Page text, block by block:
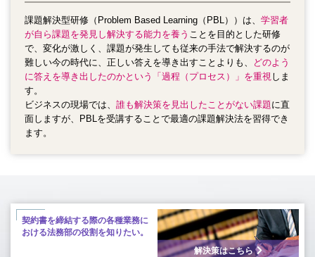
課題解決型研修（Problem Based Learning（PBL））は、 学習者
が自ら課題を発見し解決する能力を養う ことを目的とした研修
で、 変化が激しく、課題が発生しても従来の手法で解決するのが
難しい今の時代に、正しい答えを導き出すことよりも、
どのよう
に答えを導き出したのかという「過程（プロセス）」を重視しま
す。
ビジネスの現場では、 誰も解決策を見出したことがない課題に直
面しますが、PBLを受講することで最適の課題解決法を習得でき
ます。
契約書を締結する際の各種業務に
おける法務部の役割を知りたい。
解決策はこちら